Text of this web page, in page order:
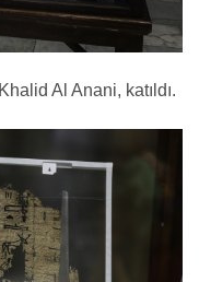
Al Anani, katıldı.